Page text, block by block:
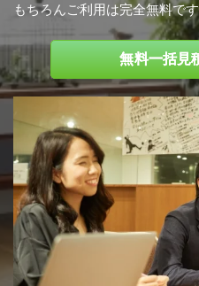
もちろんご利用は完全無料で
無料一括見